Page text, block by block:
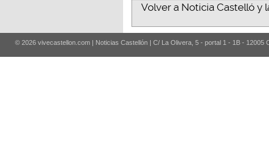
Volver a Noticia Castelló y
© 2026 vivecastellon.com | Noticias Castellón | C/ La Olivera, 5 - portal 1 - 1B - 12005